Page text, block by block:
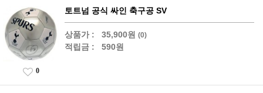
토트넘 공식 싸인 축구공 SV
상품가 : 35,900원 (0)
적립금 : 590원
0